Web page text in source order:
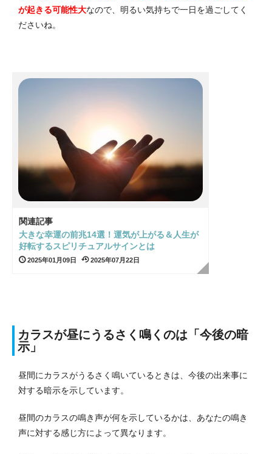
が起きる可能性大なので、明るい気持ちで一日を過ごしてく
ださいね。
関連記事
大きな幸運の前兆14選！運気が上がる＆人生が
好転するスピリチュアルサインとは
2025年01月09日 2025年07月22日
カラスが昼にうるさく鳴くのは「今後の暗
示」
昼間にカラスがうるさく鳴いているときは、今後の出来事に
対する暗示を示しています。
昼間のカラスの鳴き声が何を示しているかは、あなたの鳴き
声に対する感じ方によって異なります。